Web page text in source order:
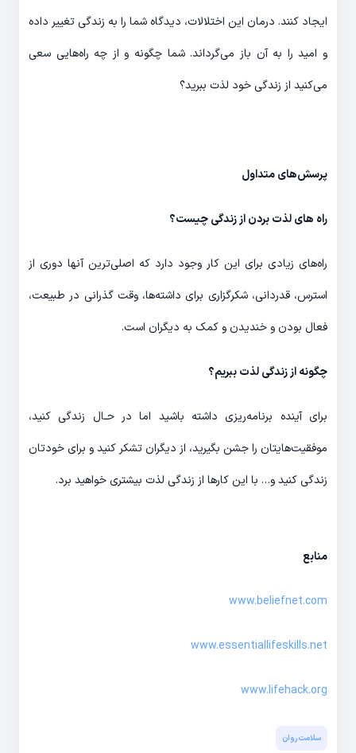
ایجاد کنند. درمان این اختلالات، دیدگاه شما را به زندگی تغییر داده
و امید را به آن باز می‎‌گرداند. شما چگونه و از چه راه‎‌هایی سعی
می‌‎کنید از زندگی خود لذت ببرید؟
پرسش‎‌های متداول
راه های لذت بردن از زندگی چیست؟
راه‌‎های زیادی برای این کار وجود دارد که اصلی‎‌ترین آن‎ها دوری از
استرس، قدردانی، شکرگزاری برای داشته‎‌ها، وقت گذرانی در طبیعت،
فعال بودن و خندیدن و کمک به دیگران است.
چگونه از زندگی لذت ببریم؟
برای آینده برنامه‌‎ریزی داشته باشید اما در حـال زندگی کنید،
موفقیت‌‎هایتان را جشن بگیرید، از دیگران تشکر کنید و برای خودتان
زندگی کنید و… با این کارها از زندگی لذت بیشتری خواهید برد.
منابع
www.beliefnet.com
www.essentiallifeskills.net
www.lifehack.org
سلامت روان